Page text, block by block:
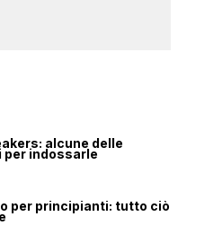
alcune delle
per indossarle
per principianti: tutto ciò